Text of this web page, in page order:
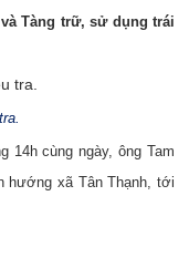
Tàng trữ, sử dụng trái
14h cùng ngày, ông Tam
hướng xã Tân Thạnh, tới